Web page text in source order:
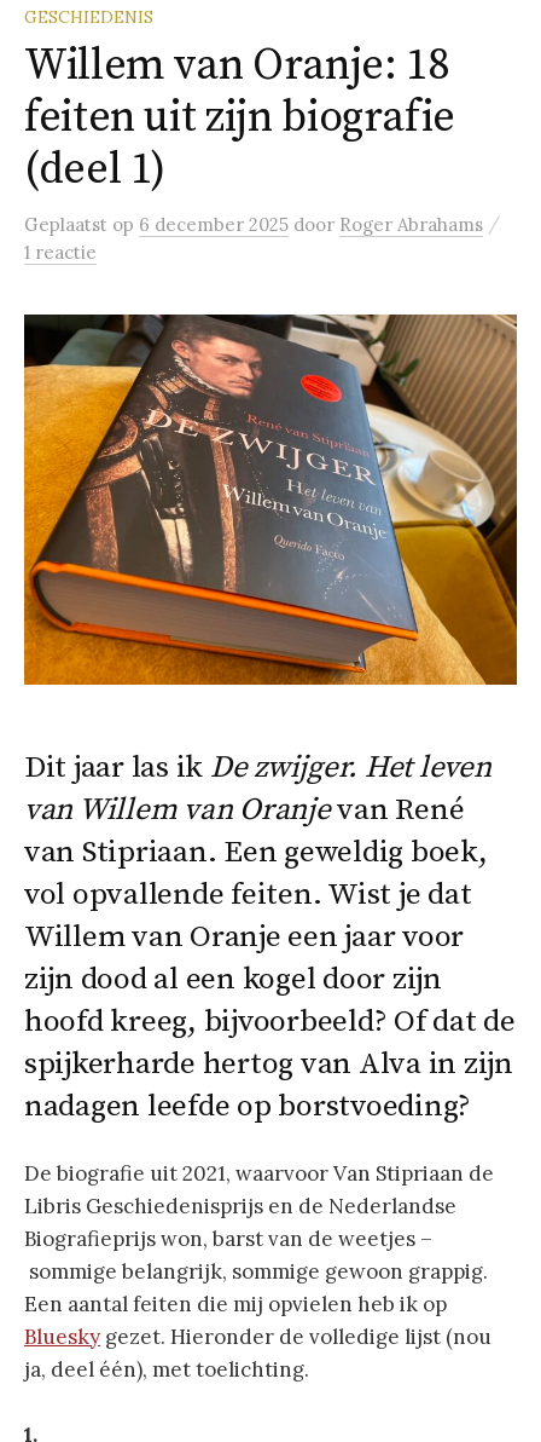
GESCHIEDENIS
Willem van Oranje: 18
feiten uit zijn biografie
(deel 1)
Geplaatst op 6 december 2025 door Roger Abrahams /
1 reactie
Dit jaar las ik De zwijger. Het leven
van Willem van Oranjevan René
van Stipriaan. Een geweldig boek,
vol opvallende feiten. Wist je dat
Willem van Oranje een jaar voor
zijn dood al een kogel door zijn
hoofd kreeg, bijvoorbeeld? Of dat de
spijkerharde hertog van Alva in zijn
nadagen leefde op borstvoeding?
De biografie uit 2021, waarvoor Van Stipriaan de
Libris Geschiedenisprijs en de Nederlandse
Biografieprijs won, barst van de weetjes –
sommige belangrijk, sommige gewoon grappig.
Een aantal feiten die mij opvielen heb ik op
Bluesky gezet. Hieronder de volledige lijst (nou
ja, deel één), met toelichting.
1.